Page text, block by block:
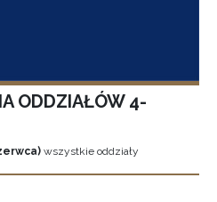
ODDZIAŁÓW 4-
wszystkie oddziały